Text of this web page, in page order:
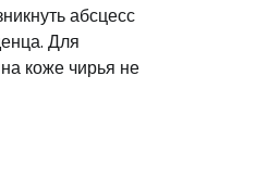
абсцесс
Для
коже чирья не